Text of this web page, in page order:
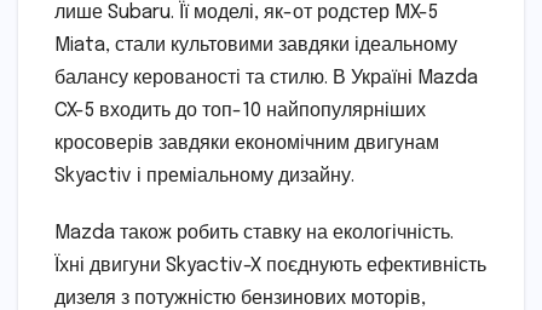
лише Subaru. Її моделі, як-от родстер MX-5
Miata, стали культовими завдяки ідеальному
балансу керованості та стилю. В Україні Mazda
CX-5 входить до топ-10 найпопулярніших
кросоверів завдяки економічним двигунам
Skyactiv і преміальному дизайну.
Mazda також робить ставку на екологічність.
Їхні двигуни Skyactiv-X поєднують ефективність
дизеля з потужністю бензинових моторів,